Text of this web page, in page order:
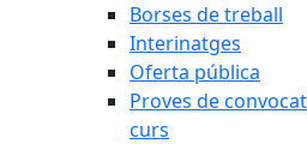
Borses de treball
Interinatges
Oferta pública
Proves de
curs